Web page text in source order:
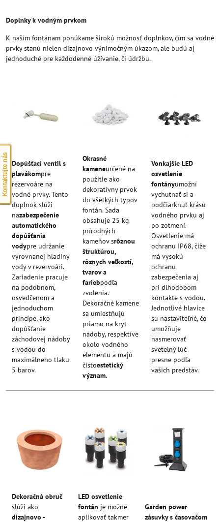
Doplnky k vodným prvkom
K naším fontánam ponúkame širokú možnosť doplnkov, čím sa vodné
prvky stanú nielen dizajnovo výnimočným úkazom, ale budú aj
jednoduché pre každodenné úžívanie, či údržbu.
Dopúšťací ventil s
plavákompre
rezervoáre na
vodné prvky. Tento
doplnok slúži
nazabezpečenie
automatického
dopúšťania
vodypre udržanie
vyrovnanej hladiny
vody v rezervoári.
Zariadenie pracuje
na podobnom,
osvedčenom a
jednoduchom
princípe, ako
dopúšťanie
záchodovej nádoby
s vodou do
maximálneho tlaku
5 barov.
Okrasné
kameneurčené na
použitie ako
dekoratívny prvok
do všetkých typov
fontán. Sada
obsahuje 25 kg
prírodných
kameňov srôznou
štruktúrou,
rôznych veľkostí,
tvarov a
fariebpodľa
zvolenia.
Dekoračné kamene
sa umiestňujú
priamo na kryt
nádoby, respektíve
okolo vodného
elementu a majú
čistoestetický
význam.
Vonkajšie LED
osvetlenie
fontányumožní
vychutnať si a
podčiarknuť krásu
vodného prvku aj
po zotmení.
Osvetlenie má
ochranu IP68, čiže
má vysokú
ochranu
zabezpečenia aj
pri dlhodobom
kontakte s vodou.
Jednotlivé hlavice
su nastaviteľné, čo
umožňuje
nasmerovať
svetelný lúč
presne podľa
vašich predstáv.
Dekoračná obruč
slúži ako
dizajnovo -
LED osvetlenie
fontán je možné
aplikovať takmer
Garden power
zásuvky s časovačom
Kontaktujte nás